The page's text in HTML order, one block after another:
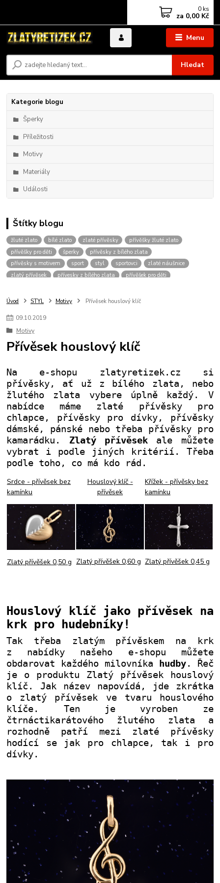
Menu
Hledat
0 ks
za 0,00 Kč
Kategorie blogu
Šperky
Příležitosti
Motivy
Materiály
Události
Štítky blogu
žluté zlato bílé zlato zlaté přívěsky
přívěšky žluté zlato
přívěšky pro děti
šperky
přívěsky z bílého zlata
přívěsky s motivem
sport styl sportovci
zlaté náušnice
zlatý přívěsek
přívesky z bílého zlata
přívěšek pro děti
přívěšky pro muže
přívěšky pro chlapce
přívěšky zvíře
pro štěstí
dvoubarevné přívěšky
přívěšky bílé zlato
přívěšek pro dítě
zlaté řetízky kombinace zlata
přívěšky pro pány
přívěšky pro hochy
přívěšek pro kluka
přívěšek-kamínek
náramky zlatý řetízek přívěsky fotbal
Úvod STYL Motivy Přívěsek houslový klíč
09.10.2019
Motivy
Přívěsek houslový klíč
Na e-shopu zlatyretizek.cz si
přívěsky, ať už z bílého zlata, nebo
žlutého zlata vybere úplně každý. V
nabídce máme zlaté přívěsky pro
chlapce, přívěsky pro dívky, přívěsky
dámské, pánské nebo třeba přívěsky pro
kamarádku. Zlatý přívěsekale můžete
vybrat i podle jiných kritérií. Třeba
podle toho, co má kdo rád.
Srdce - přívěsek bez
kamínku
Zlatý přívěšek 0,50 g
Houslový klíč -
přívěsek
Zlatý přívěšek 0,60 g
Křížek - přívěsky bez
kamínku
Zlatý přívěšek 0,45 g
Houslový klíč jako přívěsek na
krk pro hudebníky!
Tak třeba zlatým přívěskem na krk
z nabídky našeho e-shopu můžete
obdarovat každého milovníka
hudby. Řeč
je o produktu Zlatý přívěsek houslový
klíč. Jak název napovídá, jde zkrátka
o zlatý přívěsek ve tvaru houslového
klíče. Ten je vyroben ze
čtrnáctikarátového žlutého zlata a
rozhodně patří mezi zlaté přívěsky
hodící se jak pro chlapce, tak i pro
dívky.